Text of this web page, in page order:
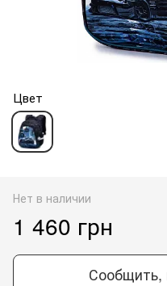
Цвет
Нет в наличии
1 460 грн
Сообщить,